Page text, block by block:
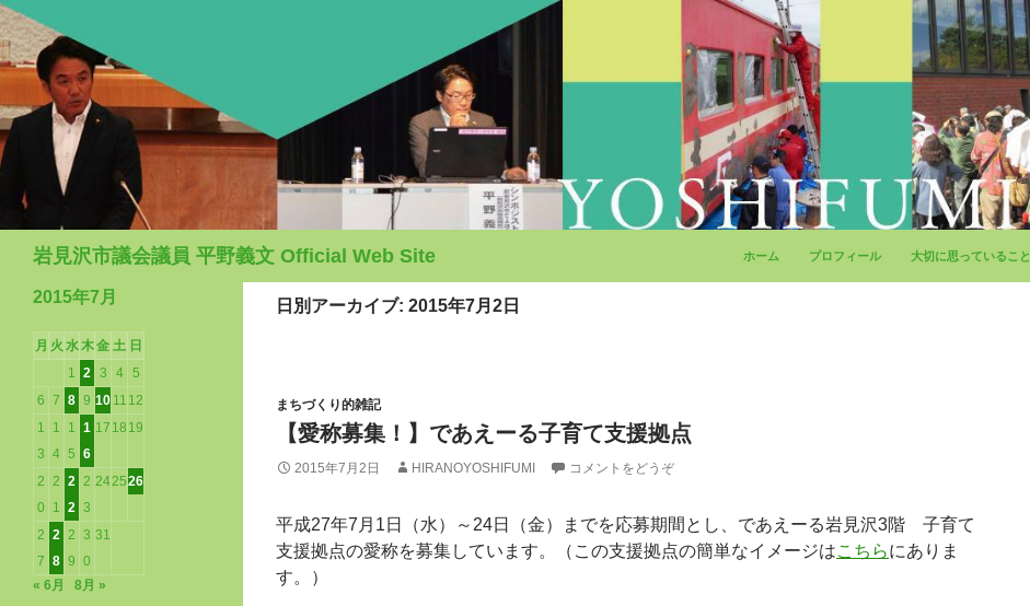
岩見沢市議会議員 平野義文 Official Web Site
ホーム
プロフィール 大切に思っていること
日別アーカイブ: 2015年7月2日
まちづくり的雑記
【愛称募集！】であえーる子育て支援拠点
2015年7月2日 HIRANOYOSHIFUMI コメントをどうぞ
平成27年7月1日（水）～24日（金）までを応募期間とし、であえーる岩見沢3階 子育て
支援拠点の愛称を募集しています。（この支援拠点の簡単なイメージはこちらにありま
す。）
2015年7月
月 火 水木金 土 日
1 2 3 4
5
6 7 8 9 10 11 12
1
3
1
4
1
5
1
6
17 18 19
2
0
2
1
2
2
2
3
242526
2
7
2
8
2
9
3
0
31
« 6月 8月 »